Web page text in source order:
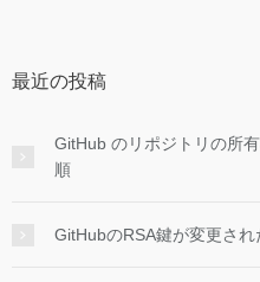
最近の投稿
GitHub のリポジトリの所
順
GitHubのRSA鍵が変更さ